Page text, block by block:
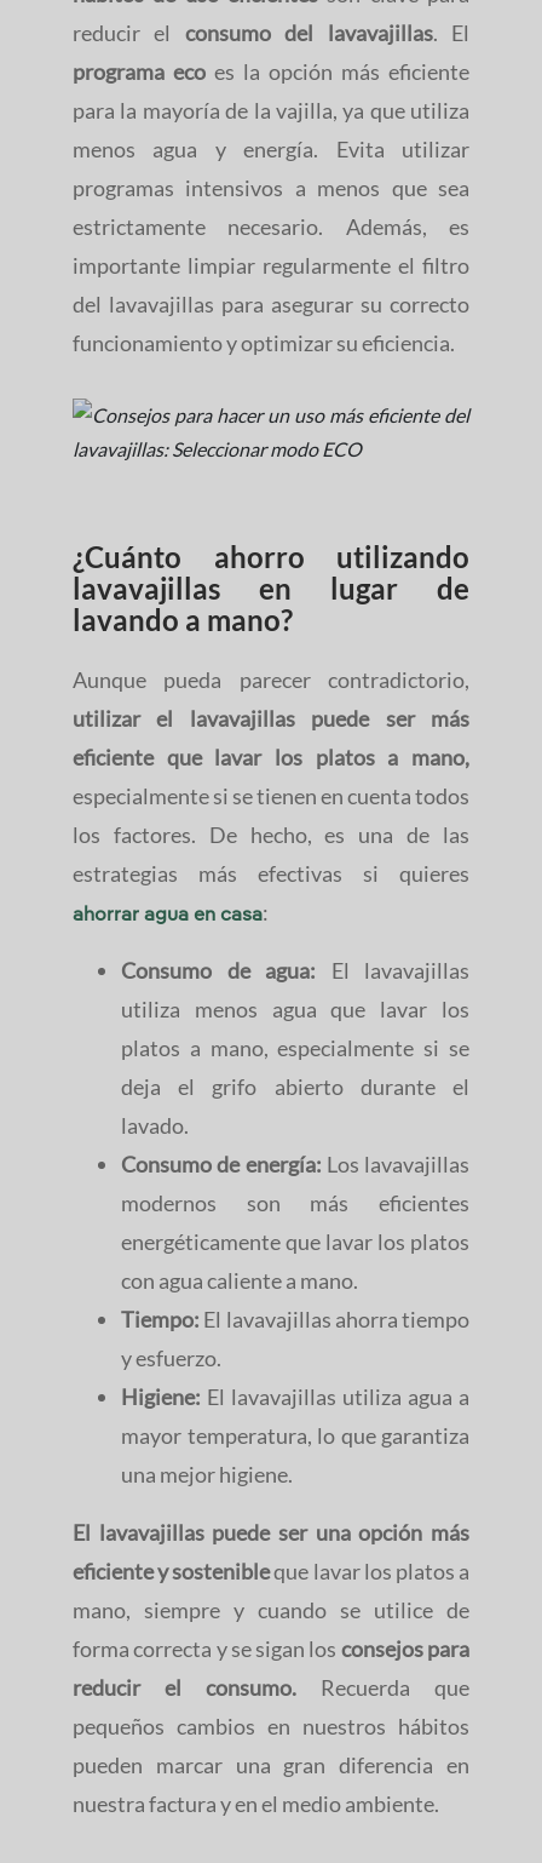
reducir el consumo del lavavajillas. El
programa eco es la opción más eficiente
para la mayoría de la vajilla, ya que utiliza
menos agua y energía. Evita utilizar
programas intensivos a menos que sea
estrictamente necesario. Además, es
importante limpiar regularmente el filtro
del lavavajillas para asegurar su correcto
funcionamiento y optimizar su eficiencia.
¿Cuánto ahorro utilizando
lavavajillas en lugar de
lavando a mano?
Aunque pueda parecer contradictorio,
utilizar el lavavajillas puede ser más
eficiente que lavar los platos a mano,
especialmente si se tienen en cuenta todos
los factores. De hecho, es una de las
estrategias más efectivas si quieres
ahorrar agua en casa:
Consumo de agua: El lavavajillas
utiliza menos agua que lavar los
platos a mano, especialmente si se
deja el grifo abierto durante el
lavado.
Consumo de energía: Los lavavajillas
modernos son más eficientes
energéticamente que lavar los platos
con agua caliente a mano.
Tiempo: El lavavajillas ahorra tiempo
y esfuerzo.
Higiene: El lavavajillas utiliza agua a
mayor temperatura, lo que garantiza
una mejor higiene.
El lavavajillas puede ser una opción más
eficiente y sostenibleque lavar los platos a
mano, siempre y cuando se utilice de
forma correcta y se sigan los consejos para
reducir el consumo. Recuerda que
pequeños cambios en nuestros hábitos
pueden marcar una gran diferencia en
nuestra factura y en el medio ambiente.